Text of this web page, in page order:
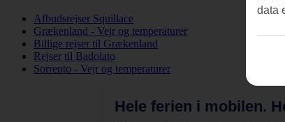
Afbudsrejser Squillace
Grækenland - Vejr og temperaturer
Billige rejser til Grækenland
Rejser til Badolato
Sorrento - Vejr og temperaturer
Hele ferien i mobilen.
data